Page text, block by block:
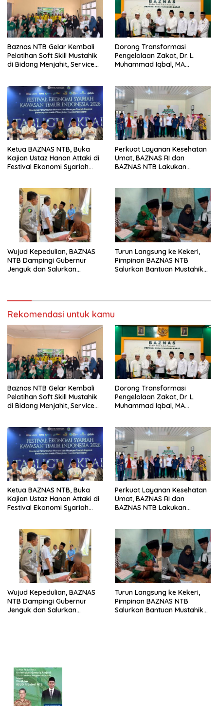
Baznas NTB Gelar Kembali
Pelatihan Soft Skill Mustahik
di Bidang Menjahit, Service
Dorong Transformasi
Pengelolaan Zakat, Dr. L.
Muhammad Iqbal, MA
BAZNAS Lombok Tengah
Ketua BAZNAS NTB, Buka
Kajian Ustaz Hanan Attaki di
Festival Ekonomi Syariah
Perkuat Layanan Kesehatan
Umat, BAZNAS RI dan
BAZNAS NTB Lakukan
Wujud Kepedulian, BAZNAS
NTB Dampingi Gubernur
Jenguk dan Salurkan
Turun Langsung ke Kekeri,
Pimpinan BAZNAS NTB
Salurkan Bantuan Mustahik
Rekomendasi untuk kamu
Baznas NTB Gelar Kembali
Pelatihan Soft Skill Mustahik
di Bidang Menjahit, Service
Dorong Transformasi
Pengelolaan Zakat, Dr. L.
Muhammad Iqbal, MA
BAZNAS Lombok Tengah
Ketua BAZNAS NTB, Buka
Kajian Ustaz Hanan Attaki di
Festival Ekonomi Syariah
Perkuat Layanan Kesehatan
Umat, BAZNAS RI dan
BAZNAS NTB Lakukan
Wujud Kepedulian, BAZNAS
NTB Dampingi Gubernur
Jenguk dan Salurkan
Turun Langsung ke Kekeri,
Pimpinan BAZNAS NTB
Salurkan Bantuan Mustahik